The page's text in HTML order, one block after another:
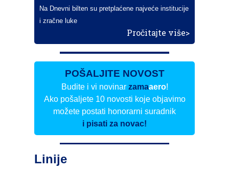
Na Dnevni bilten su pretplaćene najveće institucije
i zračne luke
Pročitajte više>
POŠALJITE NOVOST
Budite i vi novinar zamaaero!
Ako pošaljete 10 novosti koje objavimo
možete postati honorarni suradnik
i pisati za novac!
Linije